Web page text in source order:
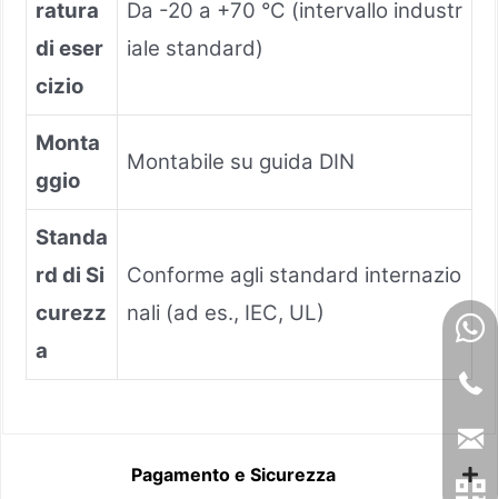
ratura
di eser
cizio
Da -20 a +70 °C (intervallo industr
iale standard)
Monta
ggio
Montabile su guida DIN
Standa
rd di Si
curezz
a
Conforme agli standard internazio
nali (ad es., IEC, UL)
Pagamento e Sicurezza